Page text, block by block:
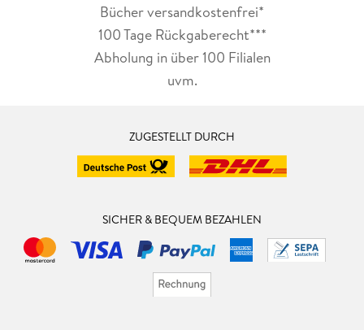
Bücher versandkostenfrei*
100 Tage Rückgaberecht***
Abholung in über 100 Filialen
uvm.
ZUGESTELLT DURCH
SICHER & BEQUEM BEZAHLEN